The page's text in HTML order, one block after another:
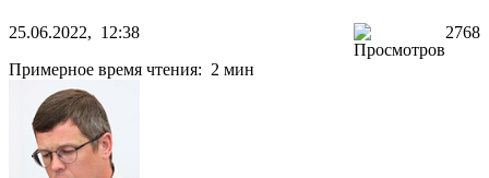
25.06.2022, 12:38
2768
Примерное время чтения: 2 мин